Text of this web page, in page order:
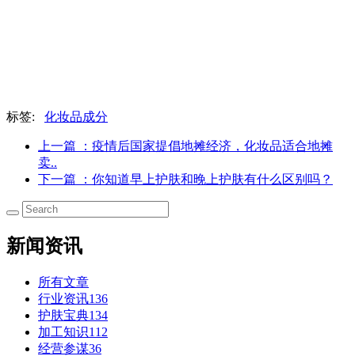
标签: 化妆品成分
上一篇
：疫情后国家提倡地摊经济，化妆品适合地摊
卖..
下一篇
：你知道早上护肤和晚上护肤有什么区别吗？
新闻资讯
所有文章
行业资讯136
护肤宝典134
加工知识112
经营参谋36